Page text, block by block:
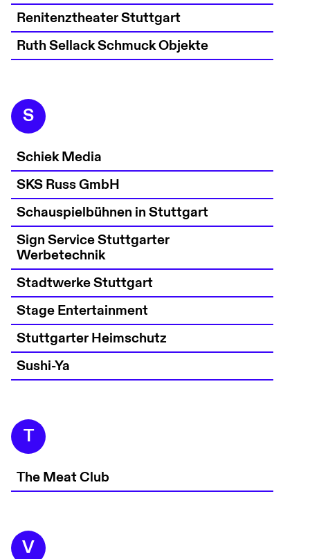
Renitenztheater Stuttgart
Ruth Sellack Schmuck Objekte
S
Schiek Media
SKS Russ GmbH
Schauspielbühnen in Stuttgart
Sign Service Stuttgarter
Werbetechnik
Stadtwerke Stuttgart
Stage Entertainment
Stuttgarter Heimschutz
Sushi-Ya
T
The Meat Club
V